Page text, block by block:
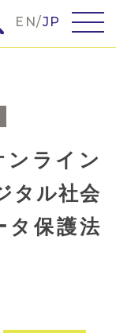
EN/JP
ンライン
タル社会
タ保護法